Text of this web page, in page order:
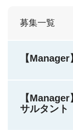
募集一覧
【
【
サルタント